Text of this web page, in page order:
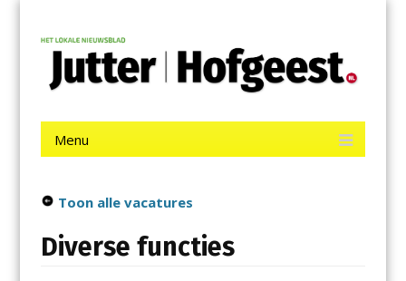
contentJutter | Hofgeest
Menu
Toon alle vacatures
Diverse functies